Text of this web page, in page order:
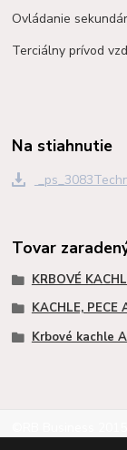
Ovládanie
Terciálny prívod
Na stiahnutie
Tovar
KRBOVÉ
KACHLE, PECE
Krbové kachle